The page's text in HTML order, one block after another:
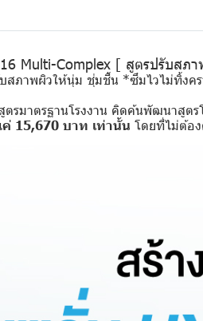
Multi-Complex [ สูตรปรับสภ
สภาพผิวให้นุ่ม ชุ่มชื้น *ซึมไวไม่ทิ้งค
ตรมาตรฐานโรงงาน คิดค้นพัฒนาสู
15,670 บาท เท่านั้น โดยที่ไม่ต้อ